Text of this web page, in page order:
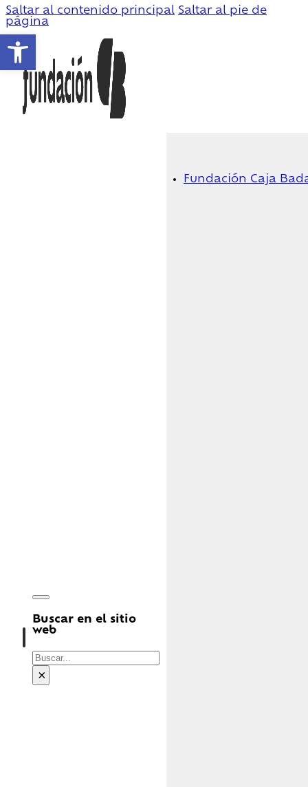
Abrir barra de herramientas
Saltar al contenido principal Saltar al pie de
página
Buscar en el sitio
web
Buscar
×
Fundación Caja